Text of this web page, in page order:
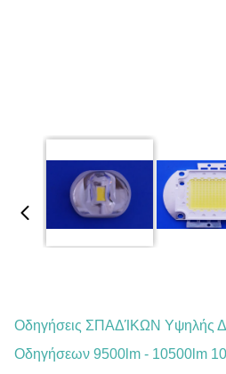
Οδηγήσεις ΣΠΑΔΊΚΩΝ Υψηλής
Οδηγήσεων 9500lm - 10500lm